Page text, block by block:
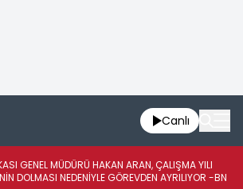
Canlı
GENEL MÜDÜRÜ HAKAN ARAN, ÇALIŞMA YILI
DOLMASI NEDENİYLE GÖREVDEN AYRILIYOR -BN